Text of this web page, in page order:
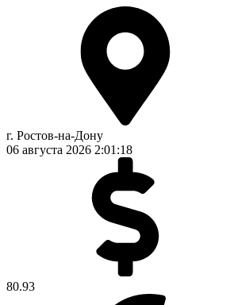
г. Ростов-на-Дону
06 августа 2026 2:01:18
80.93